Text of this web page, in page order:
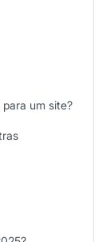
um site?